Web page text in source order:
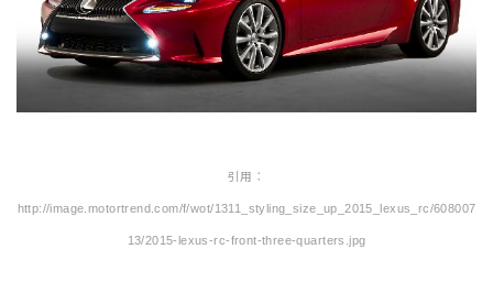
引用：
http://image.motortrend.com/f/wot/1311_styling_size_up_2015_lexus_rc/608007
13/2015-lexus-rc-front-three-quarters.jpg